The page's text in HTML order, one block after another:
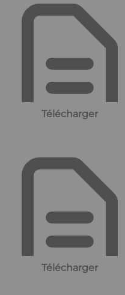
Télécharger
Télécharger